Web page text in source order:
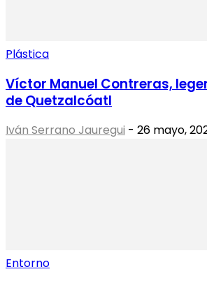
Plástica
Víctor Manuel Contreras,
de Quetzalcóatl
Iván Serrano Jauregui - 26 mayo,
Entorno